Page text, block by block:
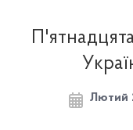
Лютий